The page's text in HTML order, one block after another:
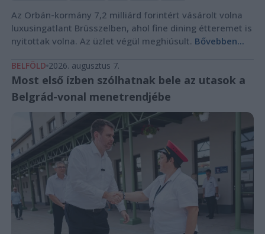
Az Orbán-kormány 7,2 milliárd forintért vásárolt volna
luxusingatlant Brüsszelben, ahol fine dining étteremet is
nyitottak volna. Az üzlet végül meghiúsult. Bővebben...
BELFÖLD 2026. augusztus 7.
Most első ízben szólhatnak bele az utasok a
Belgrád-vonal menetrendjébe